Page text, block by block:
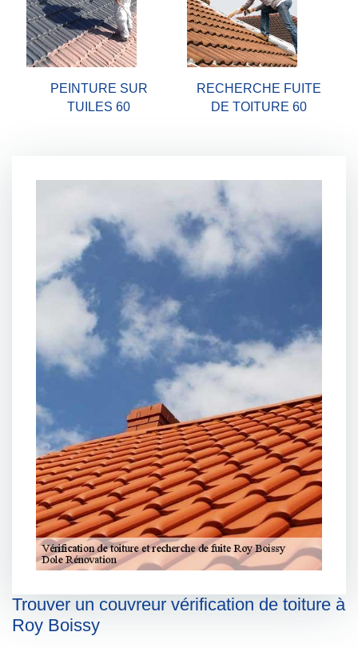
PEINTURE SUR
TUILES 60
RECHERCHE FUITE
DE TOITURE 60
Trouver un couvreur vérification de toiture à
Roy Boissy